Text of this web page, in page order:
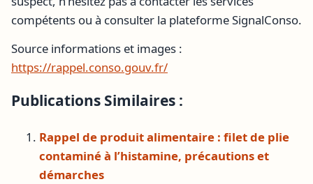
compétents ou à consulter la plateforme SignalConso.
Source informations et images :
https://rappel.conso.gouv.fr/
Publications Similaires :
Rappel de produit alimentaire : filet de plie
contaminé à l’histamine, précautions et
démarches